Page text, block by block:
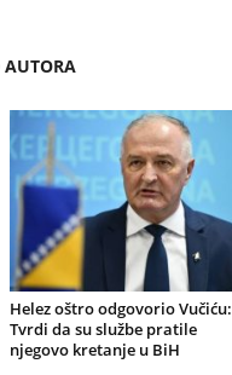
AUTORA
Helez oštro odgovorio Vučiću:
Tvrdi da su službe pratile
njegovo kretanje u BiH